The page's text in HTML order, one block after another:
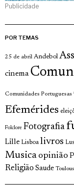
Publicidade
POR TEMAS
25 de abril Andebol
cinema
Comunidades Portuguesas
Efemérides
Folclore Fotografia
Lille Lisboa livros
Musica opinião
Religião Saude